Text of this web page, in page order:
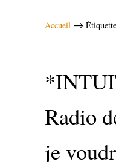
Accueil →
Radio
je